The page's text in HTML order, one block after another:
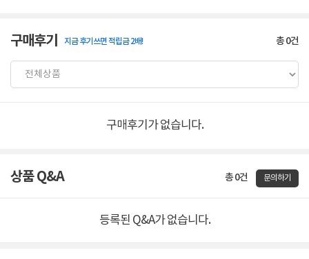
구매후기 지금 후기쓰면 적립금 2배! 총0건
구매후기가 없습니다.
상품 Q&A 총 0건 문의하기
등록된 Q&A가 없습니다.